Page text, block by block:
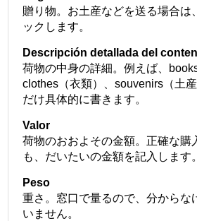
贈り物。お土産などを送る場合は
ックします。
Descripción detallada del
荷物の中身の詳細。例えば、
clothes（衣類）、souvenirs（土
だけ具体的に書きます。
Valor
荷物のおおよその金額。正確な購
も、だいたいの金額を記入します。
Peso
重さ。窓口で量るので、分からな
いません。